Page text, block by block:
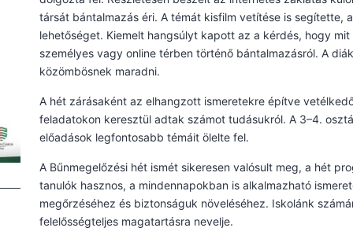
társát bántalmazás éri. A témát kisfilm vetítése is
lehetőséget. Kiemelt hangsúlyt kapott az a kérdés, hogy
személyes vagy online térben történő bántalmazásról. A
közömbösnek maradni.
A hét zárásaként az elhangzott ismeretekre építve
feladatokon keresztül adtak számot tudásukról. A 3–4.
előadások legfontosabb témáit ölelte fel.
A Bűnmegelőzési hét ismét sikeresen valósult meg, a hét
tanulók hasznos, a mindennapokban is alkalmazható
megőrzéséhez és biztonságuk növeléséhez. Iskolánk
felelősségteljes magatartásra nevelje.